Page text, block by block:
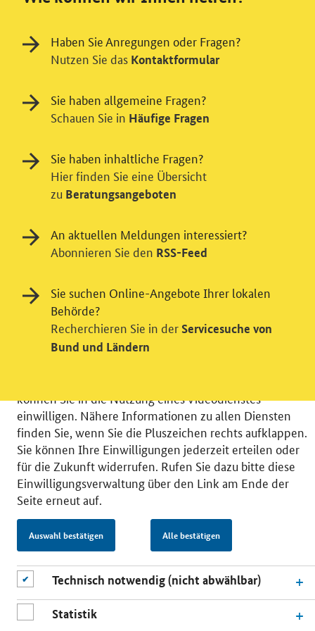
© 2026 Bundesministerium für Wirtschaft und Energie
RSS
Benutzerhinweise
Inhaltsverzeichnis
Impressum
Barrierefreiheit
Einwilligungsverwaltung
Videodienst
Wir bitten Sie an dieser Stelle um Ihre Einwilligung für
verschiedene Zusatzdienste unserer Webseite: Wir
möchten die Nutzeraktivität mit Hilfe
können Sie in die Nutzung eines Videodienstes
einwilligen. Nähere Informationen zu allen Diensten
finden Sie, wenn Sie die Pluszeichen rechts aufklappen.
Sie können Ihre Einwilligungen jederzeit erteilen oder
für die Zukunft widerrufen. Rufen Sie dazu bitte diese
Einwilligungsverwaltung über den Link am Ende der
Seite erneut auf.
Auswahl bestätigen Alle bestätigen
Technisch notwendig (nicht abwählbar)
Statistik
Haben Sie Anregungen oder Fragen?
Nutzen Sie das Kontaktformular
Sie haben allgemeine Fragen?
Schauen Sie in Häufige Fragen
Sie haben inhaltliche Fragen?
Hier finden Sie eine Übersicht
zu Beratungsangeboten
An aktuellen Meldungen interessiert?
Abonnieren Sie den RSS-Feed
Sie suchen Online-Angebote Ihrer lokalen
Behörde?
Recherchieren Sie in der Servicesuche von
Bund und Ländern